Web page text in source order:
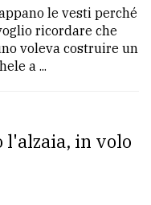
le vesti perché
ricordare che
voleva costruire un
a ...
l'alzaia, in volo